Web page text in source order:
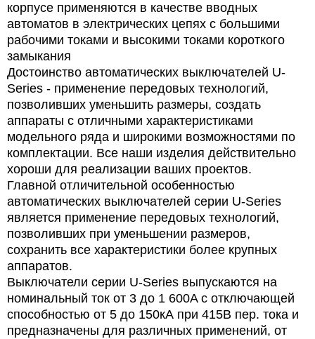
корпусе применяются в качестве вводных
автоматов в электрических цепях с большими
рабочими токами и высокими токами короткого
замыкания
Достоинство автоматических выключателей U-
Series - применение передовых технологий,
позволивших уменьшить размеры, создать
аппараты с отличными характеристиками
модельного ряда и широкими возможностями по
комплектации. Все наши изделия действительно
хороши для реализации ваших проектов.
Главной отличительной особенностью
автоматических выключателей серии U-Series
является применение передовых технологий,
позволивших при уменьшении размеров,
сохранить все характеристики более крупных
аппаратов.
Выключатели серии U-Series выпускаются на
номинальный ток от 3 до 1 600A с отключающей
способностью от 5 до 150кА при 415В пер. тока и
предназначены для различных применений, от